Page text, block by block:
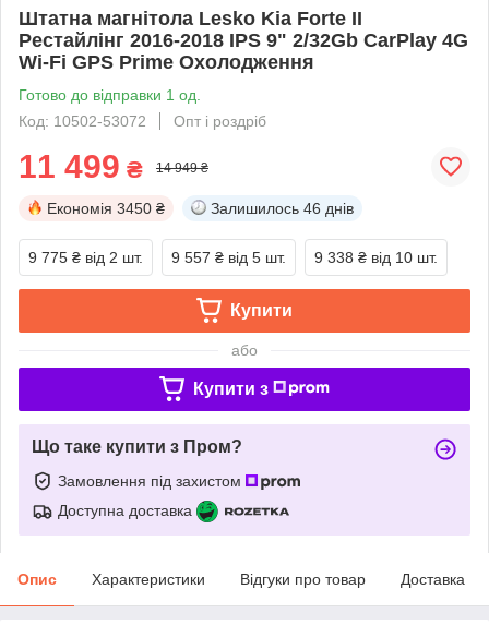
Штатна магнітола Lesko Kia Forte II
Рестайлінг 2016-2018 IPS 9" 2/32Gb CarPlay 4G
Wi-Fi GPS Prime Охолодження
Готово до відправки 1 од.
Код: 10502-53072
Опт і роздріб
11 499 ₴ 14 949 ₴
Економія 3450 ₴ Залишилось 46 днів
9 775 ₴ від 2 шт. 9 557 ₴ від 5 шт. 9 338 ₴ від 10 шт.
Купити
або
Купити з
Що таке купити з Пром?
Замовлення під захистом
Доступна доставка
Опис Характеристики Відгуки про товар Доставка